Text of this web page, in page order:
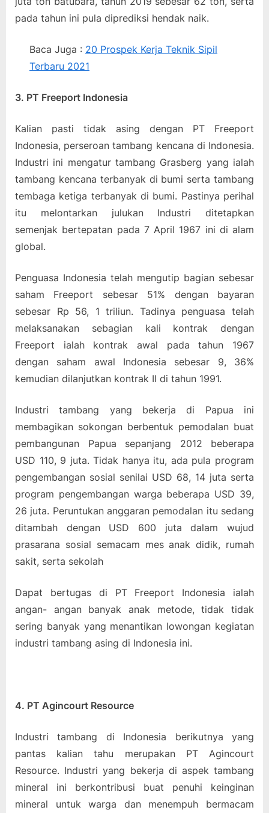
pada tahun ini pula diprediksi hendak naik.
Baca Juga : 20 Prospek Kerja Teknik Sipil
Terbaru 2021
3. PT Freeport Indonesia
Kalian pasti tidak asing dengan PT Freeport
Indonesia, perseroan tambang kencana di Indonesia.
Industri ini mengatur tambang Grasberg yang ialah
tambang kencana terbanyak di bumi serta tambang
tembaga ketiga terbanyak di bumi. Pastinya perihal
itu melontarkan julukan Industri ditetapkan
semenjak bertepatan pada 7 April 1967 ini di alam
global.
Penguasa Indonesia telah mengutip bagian sebesar
saham Freeport sebesar 51% dengan bayaran
sebesar Rp 56, 1 triliun. Tadinya penguasa telah
melaksanakan sebagian kali kontrak dengan
Freeport ialah kontrak awal pada tahun 1967
dengan saham awal Indonesia sebesar 9, 36%
kemudian dilanjutkan kontrak II di tahun 1991.
Industri tambang yang bekerja di Papua ini
membagikan sokongan berbentuk pemodalan buat
pembangunan Papua sepanjang 2012 beberapa
USD 110, 9 juta. Tidak hanya itu, ada pula program
pengembangan sosial senilai USD 68, 14 juta serta
program pengembangan warga beberapa USD 39,
26 juta. Peruntukan anggaran pemodalan itu sedang
ditambah dengan USD 600 juta dalam wujud
prasarana sosial semacam mes anak didik, rumah
sakit, serta sekolah
Dapat bertugas di PT Freeport Indonesia ialah
angan- angan banyak anak metode, tidak tidak
sering banyak yang menantikan lowongan kegiatan
industri tambang asing di Indonesia ini.
4. PT Agincourt Resource
Industri tambang di Indonesia berikutnya yang
pantas kalian tahu merupakan PT Agincourt
Resource. Industri yang bekerja di aspek tambang
mineral ini berkontribusi buat penuhi keinginan
mineral untuk warga dan menempuh bermacam